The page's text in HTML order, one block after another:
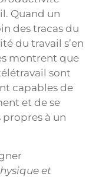
Quand un
des tracas du
du travail s’en
montrent que
sont
capables de
et de se
à un
et